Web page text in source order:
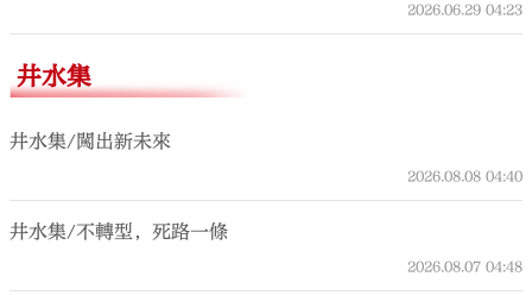
2026.06.29 04:23
井水集
井水集/闖出新未來
2026.08.08 04:40
井水集/不轉型，死路一條
2026.08.07 04:48